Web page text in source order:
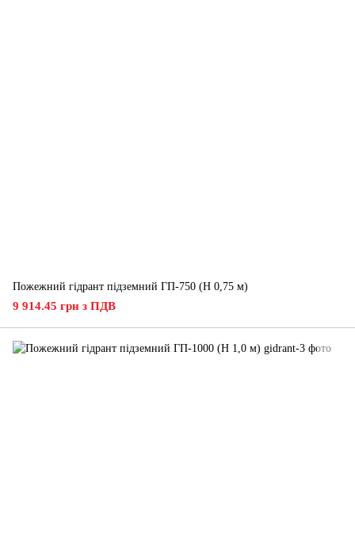
Пожежний гідрант підземний ГП-750 (H 0,75 м)
9 914.45 грн з ПДВ